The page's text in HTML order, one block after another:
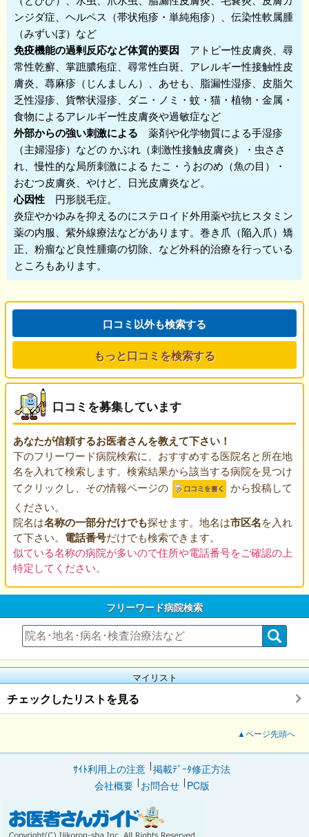
ンジダ症、ヘルペス（帯状疱疹・単純疱疹）、伝染性軟属腫
（みずいぼ）など
免疫機能の過剰反応など体質的要因 アトピー性皮膚炎、尋
常性乾癬、掌蹠膿疱症、尋常性白斑、アレルギー性接触性皮
膚炎、蕁麻疹（じんましん）、あせも、脂漏性湿疹、皮脂欠
乏性湿疹、貨幣状湿疹、ダニ・ノミ・蚊・猫・植物・金属・
食物によるアレルギー性皮膚炎や過敏症など
外部からの強い刺激による 薬剤や化学物質による手湿疹
（主婦湿疹）などの かぶれ（刺激性接触皮膚炎）・虫ささ
れ、慢性的な局所刺激による たこ・うおのめ（魚の目）・
おむつ皮膚炎、やけど、日光皮膚炎など。
心因性 円形脱毛症。
炎症やかゆみを抑えるのにステロイド外用薬や抗ヒスタミン
薬の内服、紫外線療法などがあります。巻き爪（陥入爪）矯
正、粉瘤など良性腫瘍の切除、など外科的治療を行っている
ところもあります。
口コミ以外も検索する
もっと口コミを検索する
口コミを募集しています
あなたが信頼するお医者さんを教えて下さい！
下のフリーワード病院検索に、おすすめする医院名と所在地
名を入れて検索します。検索結果から該当する病院を見つけ
てクリックし、その情報ページの
から投稿して
ください。
院名は名称の一部分だけでも探せます。地名は市区名を入れ
て下さい。 電話番号だけでも検索できます。
似ている名称の病院が多いので住所や電話番号をご確認の上
特定してください。
フリーワード病院検索
マイリスト
チェックしたリストを見る
▲ページ先頭へ
ｻｲﾄ利用上の注意 掲載ﾃﾞｰﾀ修正方法
会社概要
お問合せ PC版